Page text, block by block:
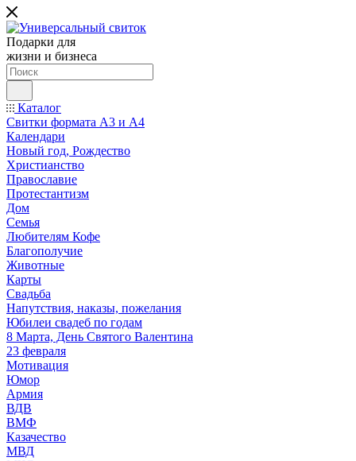
Подарки для
жизни и бизнеса
Каталог
Свитки формата А3 и А4
Календари
Новый год, Рождество
Христианство
Православие
Протестантизм
Дом
Семья
Любителям Кофе
Благополучие
Животные
Карты
Свадьба
Напутствия, наказы, пожелания
Юбилеи свадеб по годам
8 Марта, День Святого Валентина
23 февраля
Мотивация
Юмор
Армия
ВДВ
ВМФ
Казачество
МВД